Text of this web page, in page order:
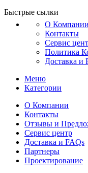
Быстрые сылки
О Компании
Контакты
Сервис
Политика
Доставка и
Меню
Категории
О Компании
Контакты
Отзывы и
Сервис центр
Доставка и FAQs
Партнеры
Проектирование